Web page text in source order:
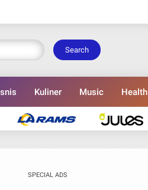
Search
Kuliner Music Health
SPECIAL ADS